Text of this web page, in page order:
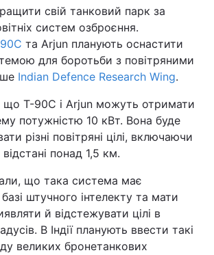
свій танковий парк за
систем озброєння.
та Arjun планують оснастити
для боротьби з повітряними
Indian Defence Research Wing.
що Т-90С і Arjun можуть отримати
потужністю 10 кВт. Вона буде
різні повітряні цілі, включаючи
понад 1,5 км.
що така система має
штучного інтелекту та мати
й відстежувати цілі в
В Індії планують ввести такі
великих бронетанкових